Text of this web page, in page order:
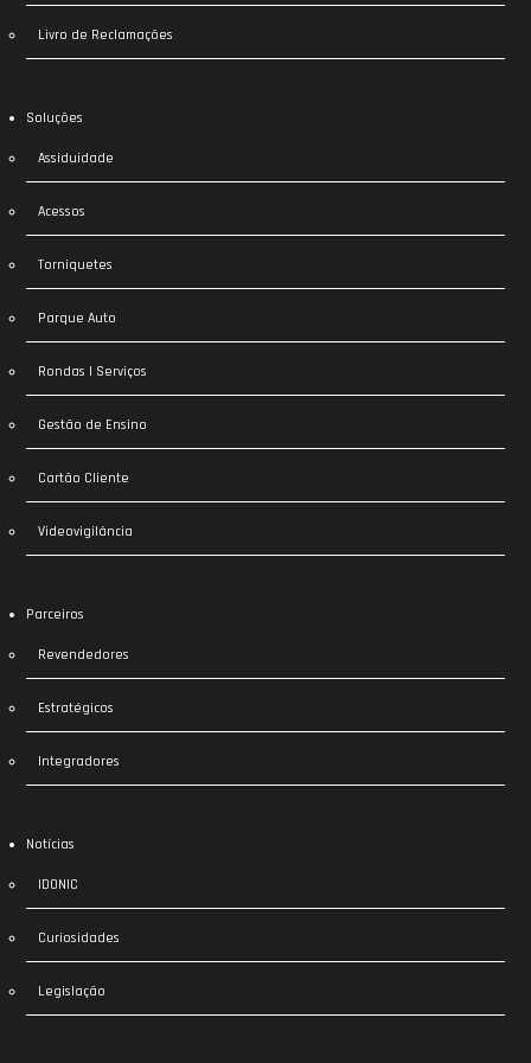
Livro de Reclamações
Soluções
Assiduidade
Acessos
Torniquetes
Parque Auto
Rondas | Serviços
Gestão de Ensino
Cartão Cliente
Videovigilância
Parceiros
Revendedores
Estratégicos
Integradores
Notícias
IDONIC
Curiosidades
Legislação